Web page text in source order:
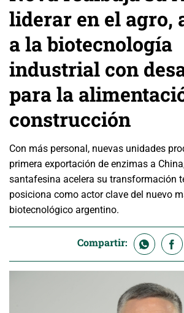
liderar en el agro,
a la biotecnología
industrial con
para la
construcción
Con más personal, nuevas unidades
primera exportación de enzimas a
santafesina acelera su transformación
posiciona como actor clave del nuevo
biotecnológico argentino.
Compartir: